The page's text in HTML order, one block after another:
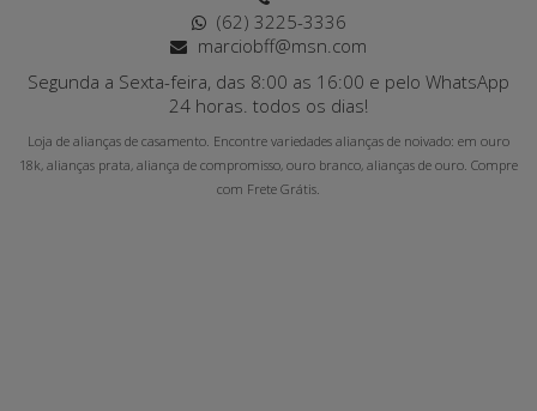
(62) 3225-3336
marciobff@msn.com
Segunda a Sexta-feira, das 8:00 as 16:00 e pelo WhatsApp
24 horas. todos os dias!
Loja de alianças de casamento. Encontre variedades alianças de noivado: em ouro
18k, alianças prata, aliança de compromisso, ouro branco, alianças de ouro. Compre
com Frete Grátis.